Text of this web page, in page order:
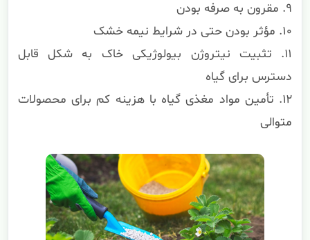
۹. مقرون به صرفه بودن
۱۰. مؤثر بودن حتی در شرایط نیمه خشک
۱۱. تثبیت نیتروژن بیولوژیکی خاک به شکل قابل
دسترس برای گیاه
۱۲. تأمین مواد مغذی گیاه با هزینه کم برای محصولات
متوالی